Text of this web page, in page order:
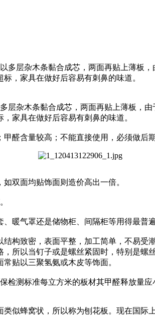
层杂木条黏合成芯，两面再贴上薄板
标，家具在做好后容易有刺鼻的味道
层杂木条黏合成芯，两面再贴上薄板，
家具在做好后容易有刺鼻的味道。
含量较高；不能直接使用，必须做后期
双面均贴饰面则造价高出一倍。
气罩还是储物柜、间隔柜等用得最普遍
致密，表面平整，加工简单，不易受
所以当钉子或是螺丝紧固时，特别是
贴以三聚氢氨或木皮等饰面。
检测标准每立方米的板材其甲醛释放量应
蜂窝状，所以称为刨花板。现在国际